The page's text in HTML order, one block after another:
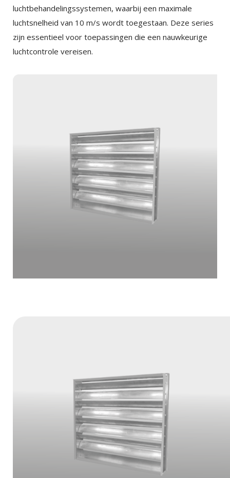
luchtbehandelingssystemen, waarbij een maximale
luchtsnelheid van 10 m/s wordt toegestaan. Deze series
zijn essentieel voor toepassingen die een nauwkeurige
luchtcontrole vereisen.